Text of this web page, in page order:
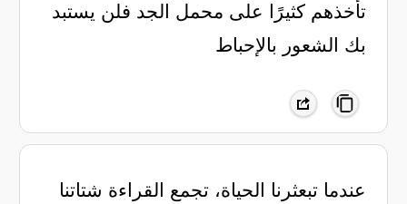
تأخذهم كثيرًا على محمل الجد فلن يستبد
بك الشعور بالإحباط
‏عندما تبعثرنا الحياة، تجمع القراءة شتاتنا